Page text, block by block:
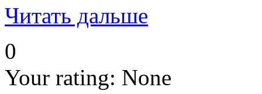
Читать дальше
0
Your rating: None